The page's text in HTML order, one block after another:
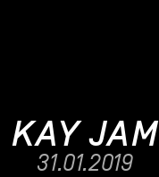
KAY JAM
31.01.2019